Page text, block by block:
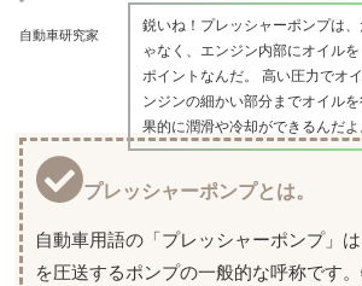
自動車研究家
鋭いね！プレッシャーポンプは
ゃなく、エンジン内部にオイル
ポイントなんだ。 高い圧力でオ
ンジンの細かい部分までオイル
果的に潤滑や冷却ができるんだよ
プレッシャーポンプとは。
自動車用語の「プレッシャーポンプ」
を圧送するポンプの一般的な呼称です